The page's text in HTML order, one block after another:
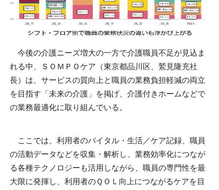
今後の介護ニーズ増大の一方で介護職員不足が見込ま
れる中、ＳＯＭＰＯケア（東京都品川区、鷲見隆充社
長）は、サービスの質向上と職員の業務負担軽減の両立
を目指す「未来の介護」を掲げ、介護付きホームなどで
の業務最適化に取り組んでいる。
ここでは、利用者のバイタル・生活／ケア記録、職員
の活動データなどを収集・解析し、業務効率化につなが
る各種テクノロジーも活用しながら、職員の専門性を最
大限に発揮し、利用者のＱＯＬ向上につながるケアを目